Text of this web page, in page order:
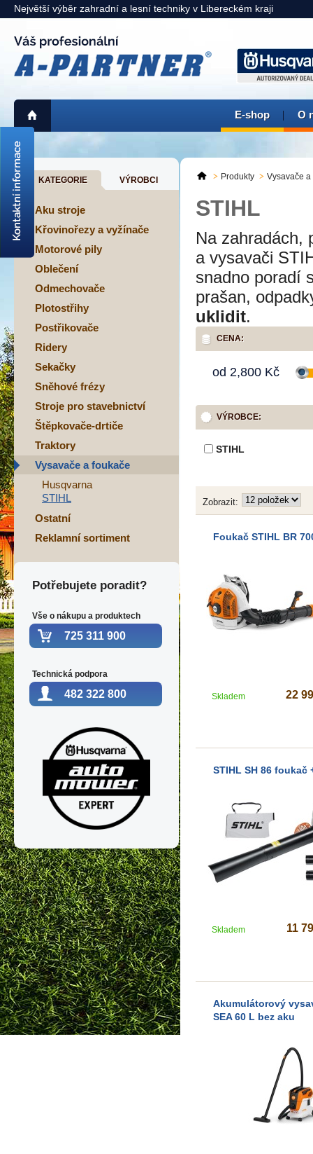
Největší výběr zahradní a lesní techniky v Libereckém kraji
E-shop O
725 311 900
liberec@a-partner.cz
KAMENNÁ PRODEJNA:
Liberec
> mapa <
KATEGORIE VÝROBCI
Aku stroje
Křovinořezy a vyžínače
Motorové pily
Oblečení
Odmechovače
Plotostřihy
Postřikovače
Ridery
Sekačky
Sněhové frézy
Stroje pro stavebnictví
Štěpkovače-drtiče
Traktory
Vysavače a foukače
Husqvarna
STIHL
Ostatní
Reklamní sortiment
Potřebujete poradit?
Vše o nákupu a produktech
725 311 900
Technická podpora
482 322 800
Produkty Vysavače a
STIHL
Na zahradách,
a vysavači
snadno poradí
prašan,
uklidit.
CENA:
od 2,800 Kč
VÝROBCE:
STIHL
Zobrazit:
Foukač STIHL BR
Skladem 22
STIHL SH 86 foukač
Skladem 11
Akumulátorový
SEA 60 L bez aku